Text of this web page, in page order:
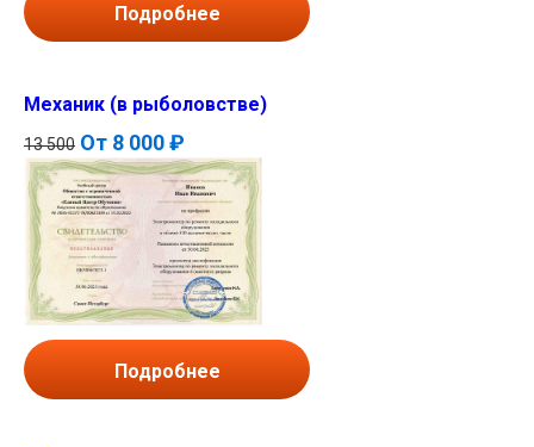
Подробнее
Механик (в рыболовстве)
13 500 От 8 000 ₽
Подробнее